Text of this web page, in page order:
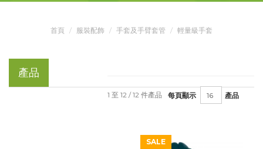
首頁 服裝配飾 手套及手臂套管 輕量級手套
產品
每頁顯示 產品
1 至 12 / 12 件產品
SALE